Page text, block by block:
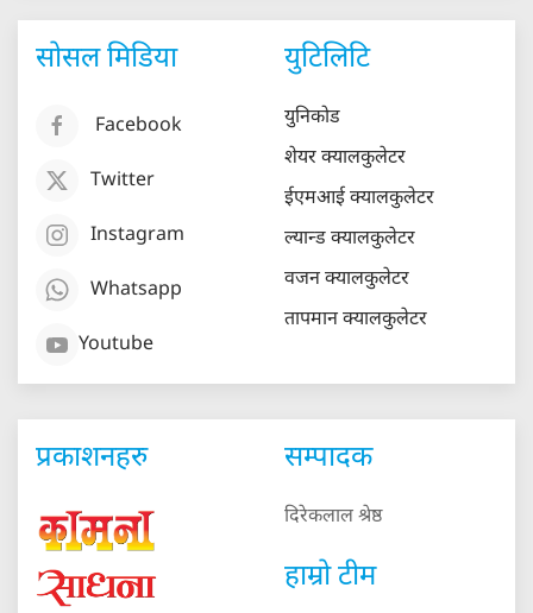
सोसल मिडिया
Facebook
Twitter
Instagram
Whatsapp
Youtube
युटिलिटि
युनिकोड
शेयर क्यालकुलेटर
ईएमआई क्यालकुलेटर
ल्यान्ड क्यालकुलेटर
वजन क्यालकुलेटर
तापमान क्यालकुलेटर
प्रकाशनहरु सम्पादक
दिरेकलाल श्रेष्ठ
हाम्रो टीम